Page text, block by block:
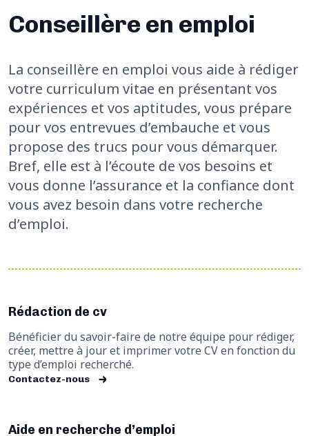
Conseillère en emploi
La conseillère en emploi vous aide à rédiger
votre curriculum vitae en présentant vos
expériences et vos aptitudes, vous prépare
pour vos entrevues d’embauche et vous
propose des trucs pour vous démarquer.
Bref, elle est à l’écoute de vos besoins et
vous donne l’assurance et la confiance dont
vous avez besoin dans votre recherche
d’emploi.
Rédaction de cv
Bénéficier du savoir-faire de notre équipe pour rédiger,
créer, mettre à jour et imprimer votre CV en fonction du
type d’emploi recherché.
Contactez-nous
Aide en recherche d’emploi